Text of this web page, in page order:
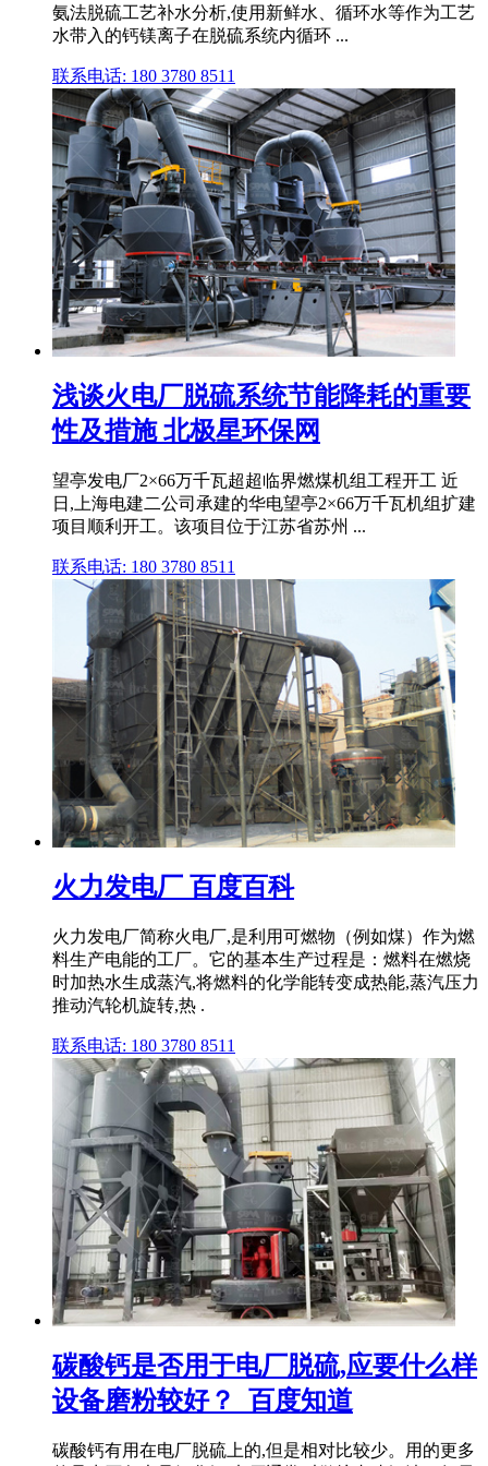
氨法脱硫工艺补水分析,使用新鲜水、循环水等作为工艺
水带入的钙镁离子在脱硫系统内循环 ...
联系电话: 180 3780 8511
浅谈火电厂脱硫系统节能降耗的重要
性及措施 北极星环保网
望亭发电厂2×66万千瓦超超临界燃煤机组工程开工 近
日,上海电建二公司承建的华电望亭2×66万千瓦机组扩建
项目顺利开工。该项目位于江苏省苏州 ...
联系电话: 180 3780 8511
火力发电厂 百度百科
火力发电厂简称火电厂,是利用可燃物（例如煤）作为燃
料生产电能的工厂。它的基本生产过程是：燃料在燃烧
时加热水生成蒸汽,将燃料的化学能转变成热能,蒸汽压力
推动汽轮机旋转,热 .
联系电话: 180 3780 8511
碳酸钙是否用于电厂脱硫,应要什么样
设备磨粉较好？_百度知道
碳酸钙有用在电厂脱硫上的,但是相对比较少。用的更多